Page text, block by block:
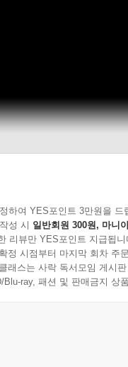
하여 YES포인트 3만원을 드
성 시 일반회원 300원, 마니
리뷰만 YES포인트 지급됩니
정 시점부터 마지막 회차 주
래스는 사락 독서모임 게시
Blu-ray, 패션 및 판매금지 상